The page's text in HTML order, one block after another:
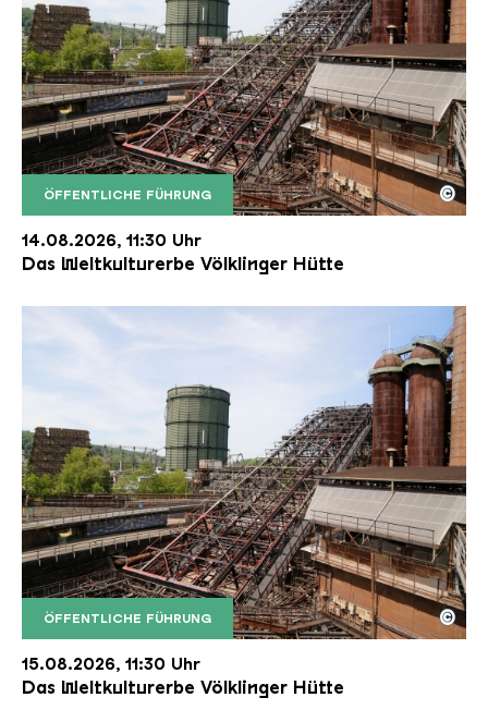
ÖFFENTLICHE FÜHRUNG
Der Erzschrägaufzug der Völklinger Hütte mit
Copyright: Weltkulturerbe Völklinger Hütte | Karl
©
14.08.2026, 11:30 Uhr
Das Weltkulturerbe Völklinger Hütte
ÖFFENTLICHE FÜHRUNG
Der Erzschrägaufzug der Völklinger Hütte mit
Copyright: Weltkulturerbe Völklinger Hütte | Karl
©
15.08.2026, 11:30 Uhr
Das Weltkulturerbe Völklinger Hütte